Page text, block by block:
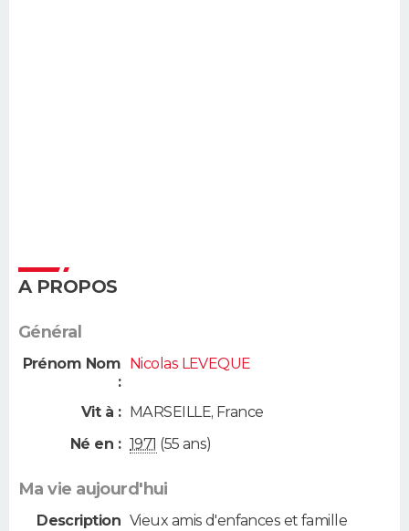
A PROPOS
Général
Prénom Nom
:
Nicolas LEVEQUE
Vit à : MARSEILLE, France
Né en : 1971 (55 ans)
Ma vie aujourd'hui
Description Vieux amis d'enfances et famille